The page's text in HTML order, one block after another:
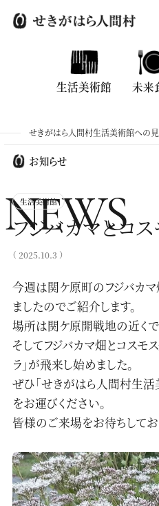
生活美術館
トップ
せきがはら人間村とは
ご利用案内
動画
お問い合わせ
プライバシーポリシー
生活美術館 未来
せきがはら人間村生活美術館への見
お知らせ
NEWS
生活美術館
フジバカマとコ
（ 2025.10.3 ）
今週は関ケ原町のフジバカ
ましたのでご紹介します。
場所は関ケ原開戦地の近くで
そしてフジバカマ畑とコスモ
ラ」が飛来し始めました。
ぜひ「せきがはら人間村生
をお運びください。
皆様のご来場をお待ちしてお